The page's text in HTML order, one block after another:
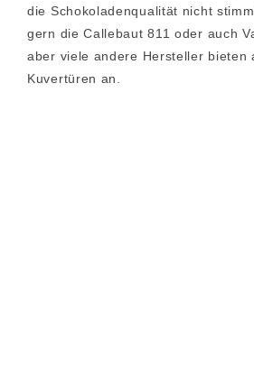
die Schokoladenqualität nicht
gern die Callebaut 811 oder auch
aber viele andere Hersteller bieten
Kuvertüren an.